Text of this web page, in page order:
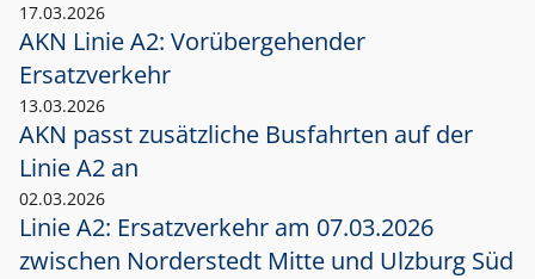
17.03.2026
AKN Linie A2: Vorübergehender
Ersatzverkehr
13.03.2026
AKN passt zusätzliche Busfahrten auf der
Linie A2 an
02.03.2026
Linie A2: Ersatzverkehr am 07.03.2026
zwischen Norderstedt Mitte und Ulzburg Süd